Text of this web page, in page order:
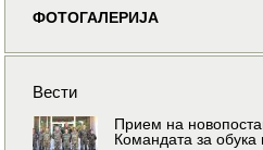
ФОТОГАЛЕРИЈА
Вести
Прием на
Командата за обука